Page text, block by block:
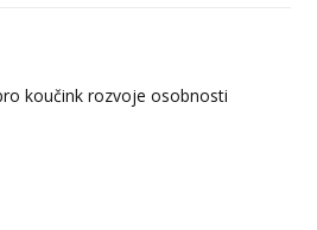
koučink rozvoje osobnosti